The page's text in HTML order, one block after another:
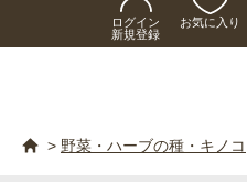
ログイン
新規登録
お気に入り
> 野菜・ハーブの種・キノコ